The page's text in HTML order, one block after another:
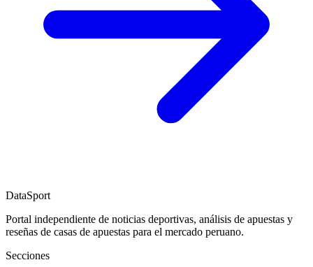
DataSport
Portal independiente de noticias deportivas, análisis de apuestas y
reseñas de casas de apuestas para el mercado peruano.
Secciones